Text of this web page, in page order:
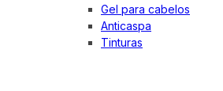
Gel para cabelos
Anticaspa
Tinturas